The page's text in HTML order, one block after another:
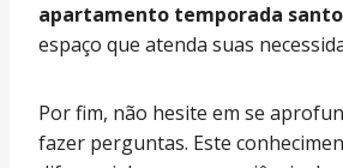
apartamento temporada
espaço que atenda suas
Por fim, não hesite em se
fazer perguntas. Este